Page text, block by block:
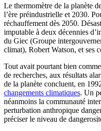
Le thermomètre de la planète
l’ère préindustrielle et 2030.
réchauffement dès 2050.
imputable à deux décennies
du Giec (Groupe
climat), Robert Watson, et ses
Tout avait pourtant bien
de recherches, aux résultats
de la planète concluent, en
changements climatiques. Un
néanmoins la communauté
perturbation anthropique
préciser le niveau de